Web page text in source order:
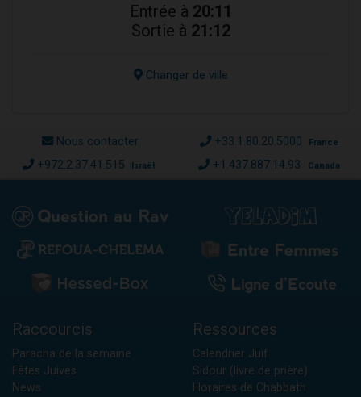
Entrée à 20:11
Sortie à 21:12
Changer de ville
Nous contacter +33.1.80.20.5000 France
+972.2.37.41.515 Israël +1.437.887.14.93 Canada
Raccourcis
Paracha de la semaine
Fêtes Juives
News
Ressources
Calendrier Juif
Sidour (livre de prière)
Horaires de Chabbath